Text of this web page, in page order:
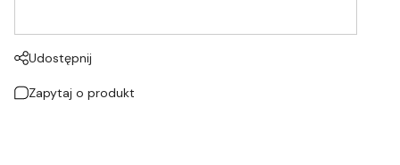
Udostępnij
Zapytaj o produkt